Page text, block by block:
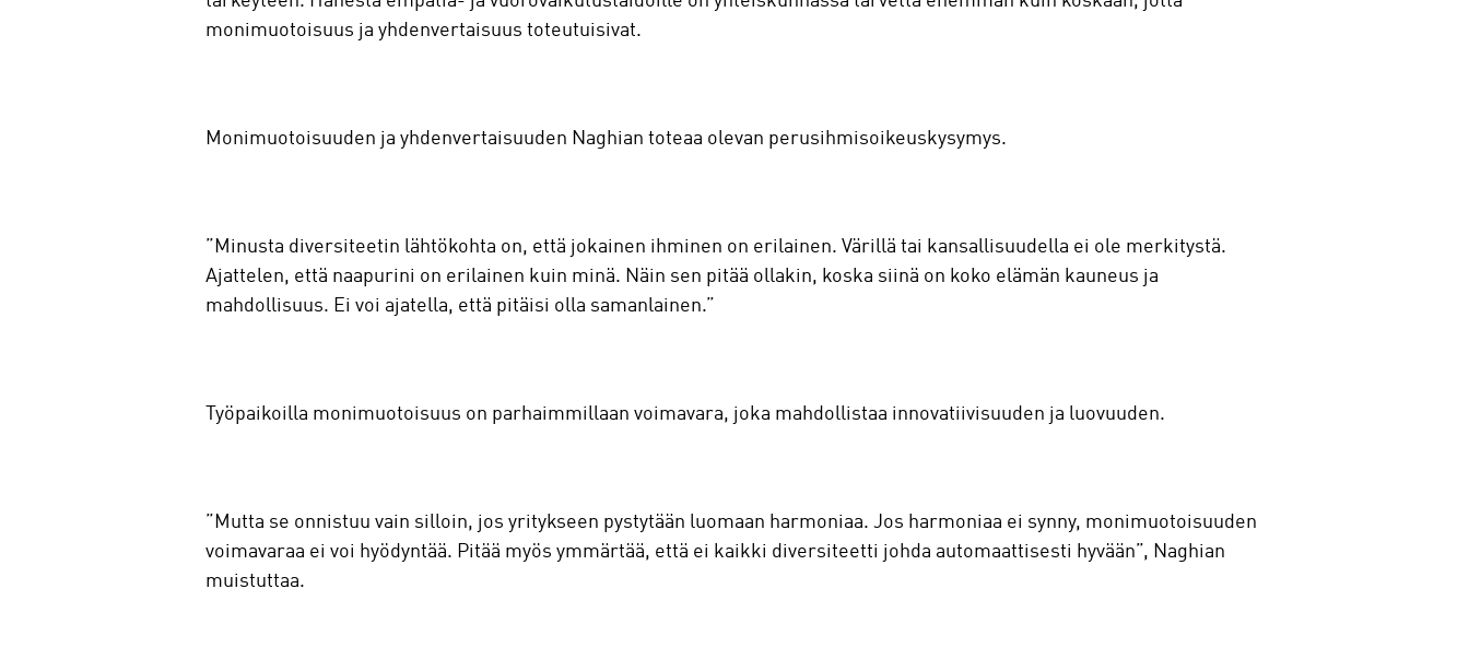
monimuotoisuus ja yhdenvertaisuus toteutuisivat.
Monimuotoisuuden ja yhdenvertaisuuden Naghian toteaa olevan perusihmisoikeuskysymys.
”Minusta diversiteetin lähtökohta on, että jokainen ihminen on erilainen. Värillä tai kansallisuudella ei ole merkitystä.
Ajattelen, että naapurini on erilainen kuin minä. Näin sen pitää ollakin, koska siinä on koko elämän kauneus ja
mahdollisuus. Ei voi ajatella, että pitäisi olla samanlainen.”
Työpaikoilla monimuotoisuus on parhaimmillaan voimavara, joka mahdollistaa innovatiivisuuden ja luovuuden.
”Mutta se onnistuu vain silloin, jos yritykseen pystytään luomaan harmoniaa. Jos harmoniaa ei synny, monimuotoisuuden
voimavaraa ei voi hyödyntää. Pitää myös ymmärtää, että ei kaikki diversiteetti johda automaattisesti hyvään”, Naghian
muistuttaa.